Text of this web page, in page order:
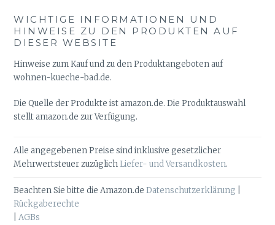
WICHTIGE INFORMATIONEN UND
HINWEISE ZU DEN PRODUKTEN AUF
DIESER WEBSITE
Hinweise zum Kauf und zu den Produktangeboten auf
wohnen-kueche-bad.de.
Die Quelle der Produkte ist amazon.de. Die Produktauswahl
stellt amazon.de zur Verfügung.
Alle angegebenen Preise sind inklusive gesetzlicher
Mehrwertsteuer zuzüglich Liefer- und Versandkosten.
Beachten Sie bitte die Amazon.deDatenschutzerklärung
Rückgaberechte
|AGBs